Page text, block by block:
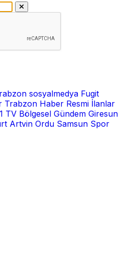
sosyalmedya Fugit
Trabzon Haber Resmi İlanlar
TV Bölgesel Gündem Giresun
Artvin Ordu Samsun Spor